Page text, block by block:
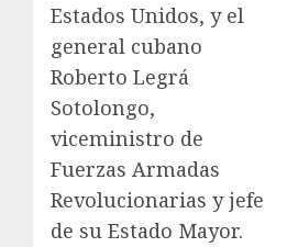
Estados Unidos, y el
general cubano
Roberto Legrá
Sotolongo,
viceministro de
Fuerzas Armadas
Revolucionarias y jefe
de su Estado Mayor.